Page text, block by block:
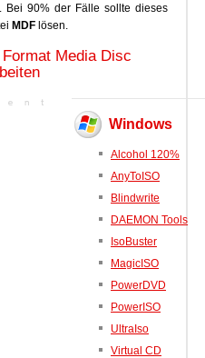
Bei 90% der Fälle sollte dieses
MDF lösen.
Media Disc
Windows
Alcohol 120%
AnyToISO
Blindwrite
DAEMON Tools
IsoBuster
MagicISO
PowerDVD
PowerISO
UltraIso
Virtual CD